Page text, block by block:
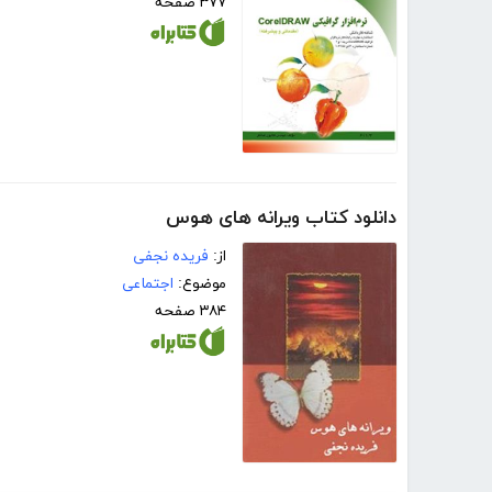
دانلود کتاب ویرانه های هوس
از: فریده نجفی
موضوع: اجتماعی
۳۸۴ صفحه